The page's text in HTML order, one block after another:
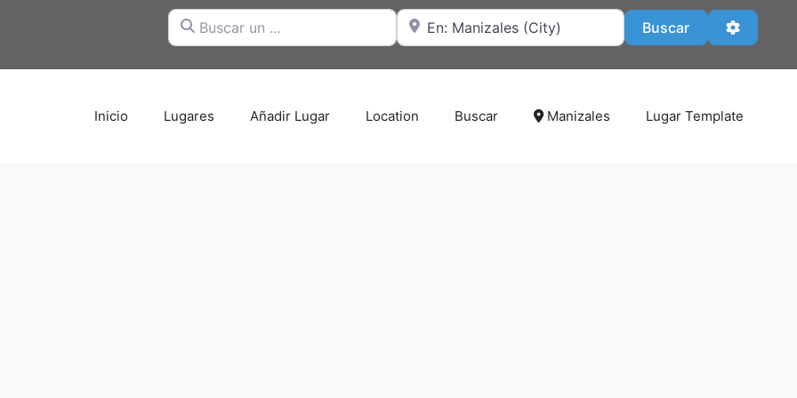
Buscar un ... Cerca de BuscarBuscar
Inicio Lugares Añadir Lugar Location Buscar Manizales Lugar Template